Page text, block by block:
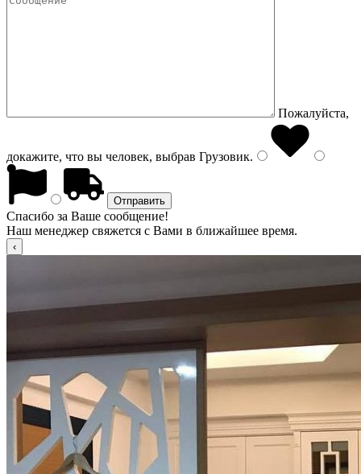
Пожалуйста,
докажите, что вы человек, выбрав Грузовик.
Спасибо за Ваше сообщение!
Наш менеджер свяжется с Вами в ближайшее время.